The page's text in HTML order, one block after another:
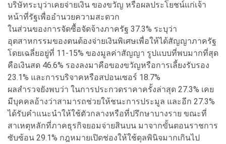
บริษัทระบุว่าเคยจ่ายเงิน ของขวัญ หรือผลประโยชน์แก่เจ้า
หน้าที่รัฐเพื่ออำนวยความสะดวก
ในส่วนของการจัดซื้อจัดจ้างภาครัฐ 37.3% ระบุว่า
อุตสาหกรรมของตนต้องจ่ายเงินพิเศษเพื่อให้ได้สัญญาภาครัฐ
โดยเฉลี่ยอยู่ที่ 11-15% ของมูลค่าสัญญา รูปแบบที่พบมากที่สุด
คือเงินสด 46.6% รองลงมาคือของขวัญหรือการเลี้ยงรับรอง
23.1% และการบริจาคหรือสปอนเซอร์ 18.7%
ผลสำรวจยังพบว่า ในการประกวดราคาครั้งล่าสุด 27.3% เคย
มีบุคคลอ้างว่าสามารถช่วยให้ชนะการประมูล และอีก 27.3%
ได้รับคำแนะนำให้ใช้ตัวกลางหรือที่ปรึกษาบางราย ขณะที่
สาเหตุหลักที่ภาคธุรกิจยอมจ่ายสินบน มาจากขั้นตอนราชการ
ซับซ้อน 29.1% กฎหมายเปิดช่องให้ใช้ดุลพินิจมากเกินไป